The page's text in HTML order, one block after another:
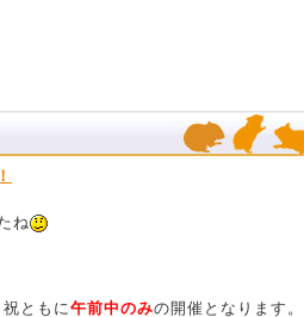
ね
ともに午前中のみの開催となります。